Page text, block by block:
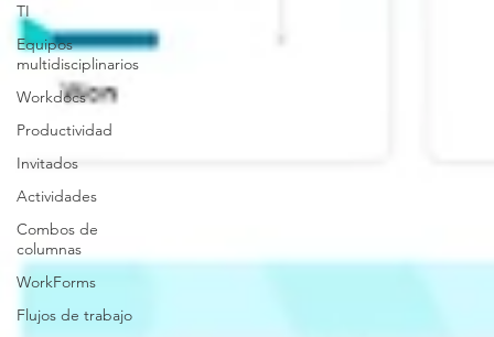
TI
Equipos
multidisciplinarios
Workdocs
Productividad
Invitados
Actividades
Combos de
columnas
WorkForms
Flujos de trabajo